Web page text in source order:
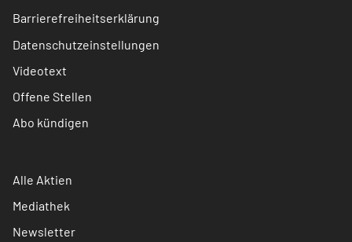
Barrierefreiheitserklärung
Datenschutzeinstellungen
Videotext
Offene Stellen
Abo kündigen
Alle Aktien
Mediathek
Newsletter